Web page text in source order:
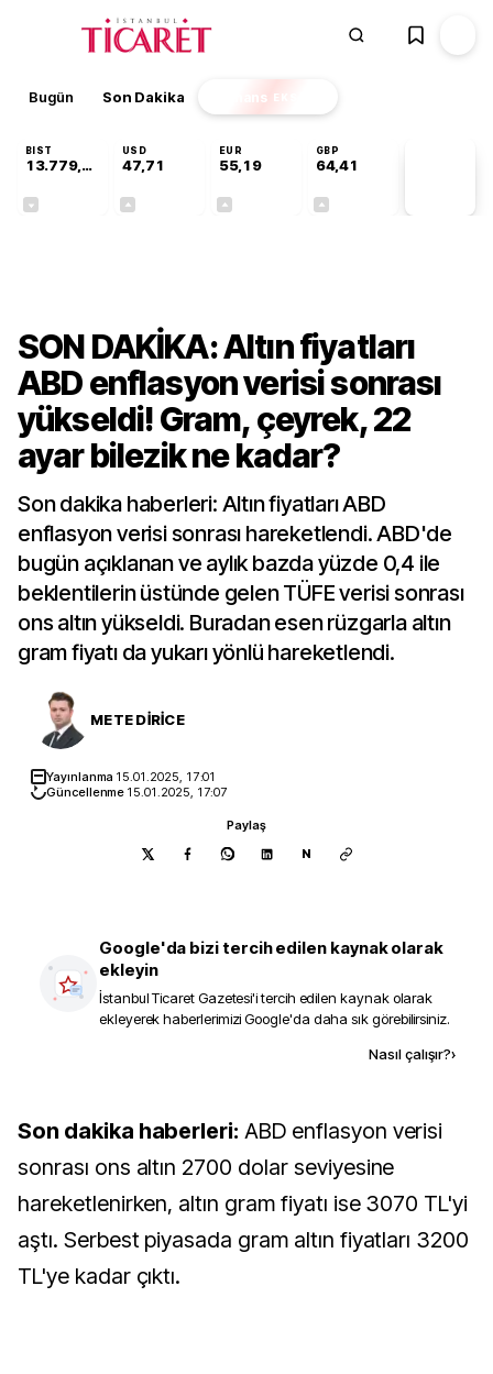
Bugün Son Dakika Finans EKSTRA
BIST
13.779,39
USD
47,71
EUR
55,19
GBP
64,41
SON DAKİKA: Altın fiyatları
ABD enflasyon verisi sonrası
yükseldi! Gram, çeyrek, 22
ayar bilezik ne kadar?
Son dakika haberleri: Altın fiyatları ABD
enflasyon verisi sonrası hareketlendi. ABD'de
bugün açıklanan ve aylık bazda yüzde 0,4 ile
beklentilerin üstünde gelen TÜFE verisi sonrası
ons altın yükseldi. Buradan esen rüzgarla altın
gram fiyatı da yukarı yönlü hareketlendi.
METE DİRİCE
Yayınlanma 15.01.2025, 17:01
Güncellenme 15.01.2025, 17:07
Paylaş
N
Google'da bizi tercih edilen kaynak olarak
ekleyin
İstanbul Ticaret Gazetesi'i tercih edilen kaynak olarak
ekleyerek haberlerimizi Google'da daha sık görebilirsiniz.
Nasıl çalışır?›
Son dakika haberleri: ABD enflasyon verisi
sonrası ons altın 2700 dolar seviyesine
hareketlenirken, altın gram fiyatı ise 3070 TL'yi
aştı. Serbest piyasada gram altın fiyatları 3200
TL'ye kadar çıktı.